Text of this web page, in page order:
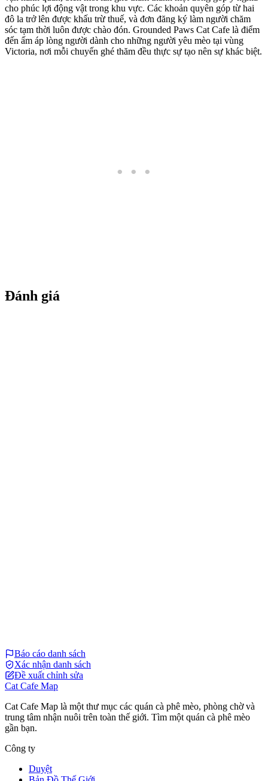
cho phúc lợi động vật trong khu vực. Các khoản quyên góp từ hai
đô la trở lên được khấu trừ thuế, và đơn đăng ký làm người chăm
sóc tạm thời luôn được chào đón. Grounded Paws Cat Cafe là điểm
đến ấm áp lòng người dành cho những người yêu mèo tại vùng
Victoria, nơi mỗi chuyến ghé thăm đều thực sự tạo nên sự khác biệt.
Đánh giá
Báo cáo danh sách
Xác nhận danh sách
Đề xuất chỉnh sửa
Cat Cafe Map
Cat Cafe Map là một thư mục các quán cà phê mèo, phòng chờ và
trung tâm nhận nuôi trên toàn thế giới. Tìm một quán cà phê mèo
gần bạn.
Công ty
Duyệt